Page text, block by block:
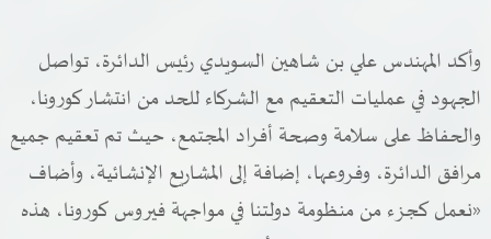
وأكد المهندس علي بن شاهين السويدي رئيس الدائرة، تواصل
الجهود في عمليات التعقيم مع الشركاء للحد من انتشار كورونا،
والحفاظ على سلامة وصحة أفراد المجتمع، حيث تم تعقيم جميع
مرافق الدائرة، وفروعها، إضافة إلى المشاريع الإنشائية، وأضاف
«نعمل كجزء من منظومة دولتنا في مواجهة فيروس كورونا، هذه